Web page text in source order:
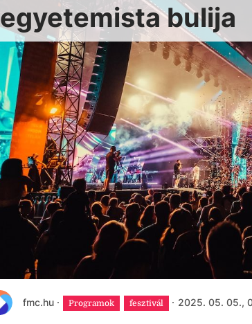
egyetemista bulija
fmc.hu · Programok fesztivál · 2025. 05. 05.,